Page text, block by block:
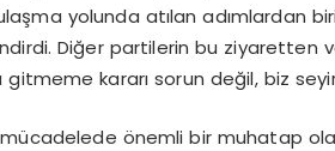
yolunda atılan adımlardan
Diğer partilerin bu ziyaretten
gitmeme kararı sorun değil, biz
önemli bir muhatap olan